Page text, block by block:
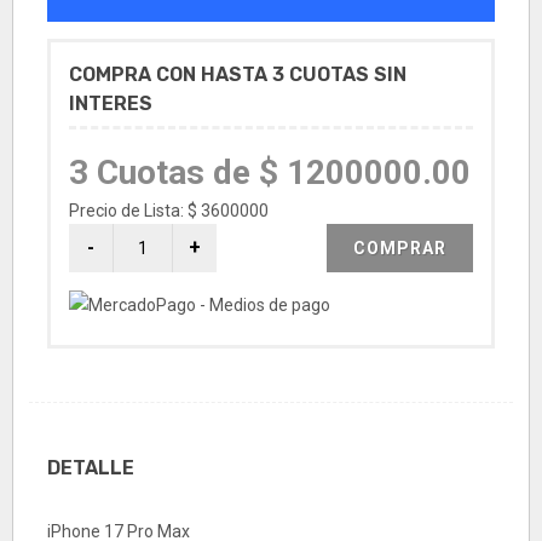
COMPRA CON HASTA 3 CUOTAS SIN
INTERES
3 Cuotas de $ 1200000.00
Precio de Lista: $ 3600000
COMPRAR
DETALLE
iPhone 17 Pro Max